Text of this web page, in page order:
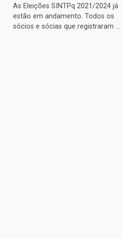
As Eleições SINTPq 2021/2024 já
estão em andamento. Todos os
sócios e sócias que registraram ...